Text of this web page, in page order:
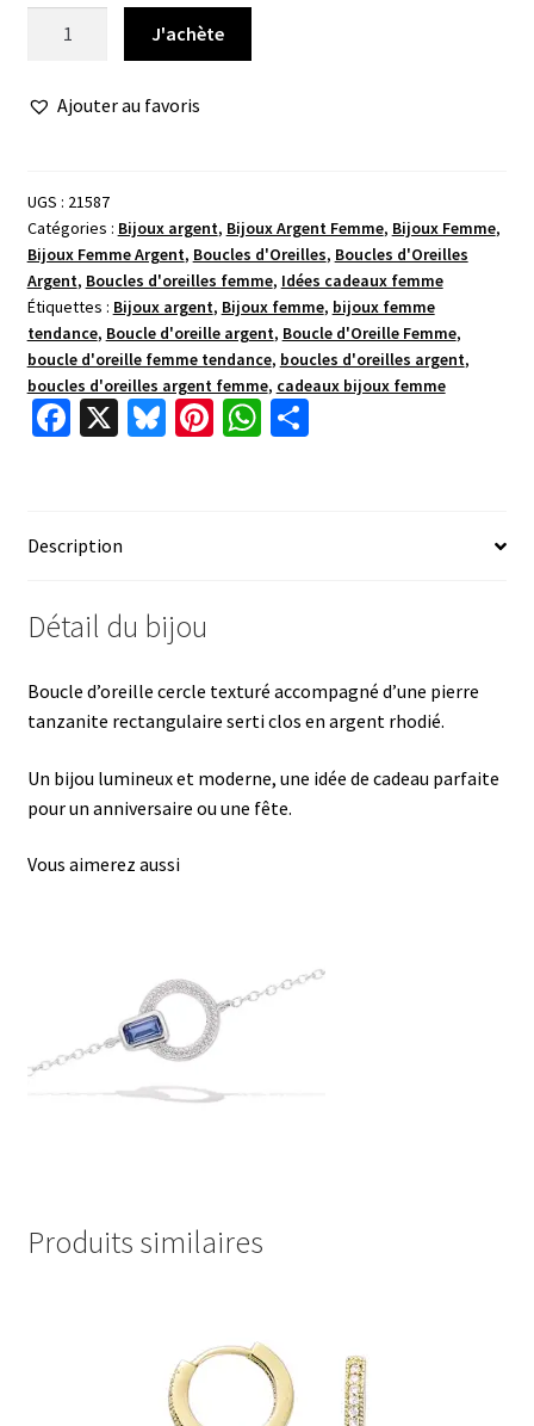
d'oreille
J'achète
Ajouter au favoris
UGS : 21587
Catégories : Bijoux argent, Bijoux Argent Femme, Bijoux Femme,
Bijoux Femme Argent, Boucles d'Oreilles, Boucles d'Oreilles
Argent, Boucles d'oreilles femme, Idées cadeaux femme
Étiquettes : Bijoux argent, Bijoux femme, bijoux femme
tendance, Boucle d'oreille argent, Boucle d'Oreille Femme,
boucle d'oreille femme tendance, boucles d'oreilles argent,
boucles d'oreilles argent femme, cadeaux bijoux femme
Fa
o
o
k
X Bl Pi W P
Description
Détail du bijou
Boucle d’oreille cercle texturé accompagné d’une pierre
tanzanite rectangulaire serti clos en argent rhodié.
Un bijou lumineux et moderne, une idée de cadeau parfaite
pour un anniversaire ou une fête.
Vous aimerez aussi
Produits similaires